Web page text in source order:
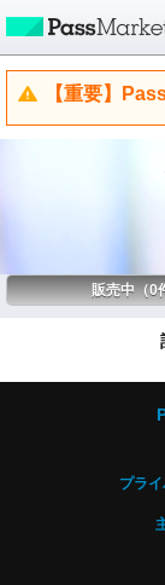
【重要】
販売中（0
プラ